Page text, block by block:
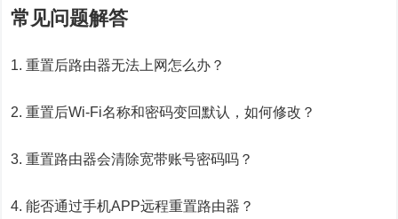
常见问题解答
1. 重置后路由器无法上网怎么办？
2. 重置后Wi-Fi名称和密码变回默认，如何修改？
3. 重置路由器会清除宽带账号密码吗？
4. 能否通过手机APP远程重置路由器？